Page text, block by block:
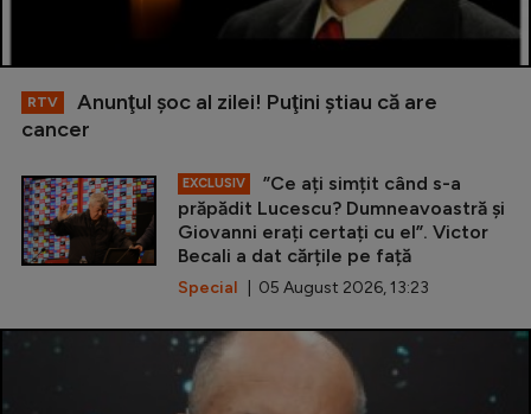
RTV
Anunţul şoc al zilei! Puţini ştiau că are
cancer
EXCLUSIV
”Ce ați simțit când s-a
prăpădit Lucescu? Dumneavoastră și
Giovanni erați certați cu el”. Victor
Becali a dat cărțile pe față
Special | 05 August 2026, 13:23